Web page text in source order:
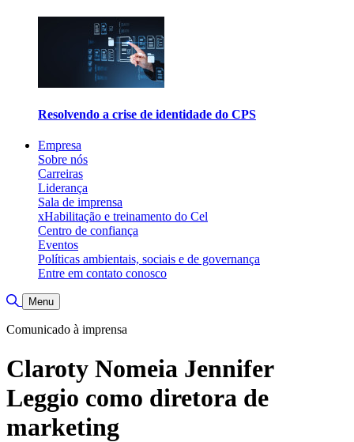
Resolvendo a crise de identidade do CPS
Empresa
Sobre nós
Carreiras
Liderança
Sala de imprensa
xHabilitação e treinamento do Cel
Centro de confiança
Eventos
Políticas ambientais, sociais e de governança
Entre em contato conosco
Alternar pesquisa
Menu
Comunicado à imprensa
Claroty Nomeia Jennifer
Leggio como diretora de
marketing